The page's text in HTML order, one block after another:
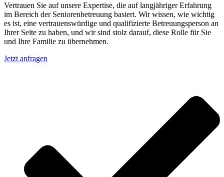
Vertrauen Sie auf unsere Expertise, die auf langjähriger Erfahrung
im Bereich der Seniorenbetreuung basiert. Wir wissen, wie wichtig
es ist, eine vertrauenswürdige und qualifizierte Betreuungsperson an
Ihrer Seite zu haben, und wir sind stolz darauf, diese Rolle für Sie
und Ihre Familie zu übernehmen.
Jetzt anfragen